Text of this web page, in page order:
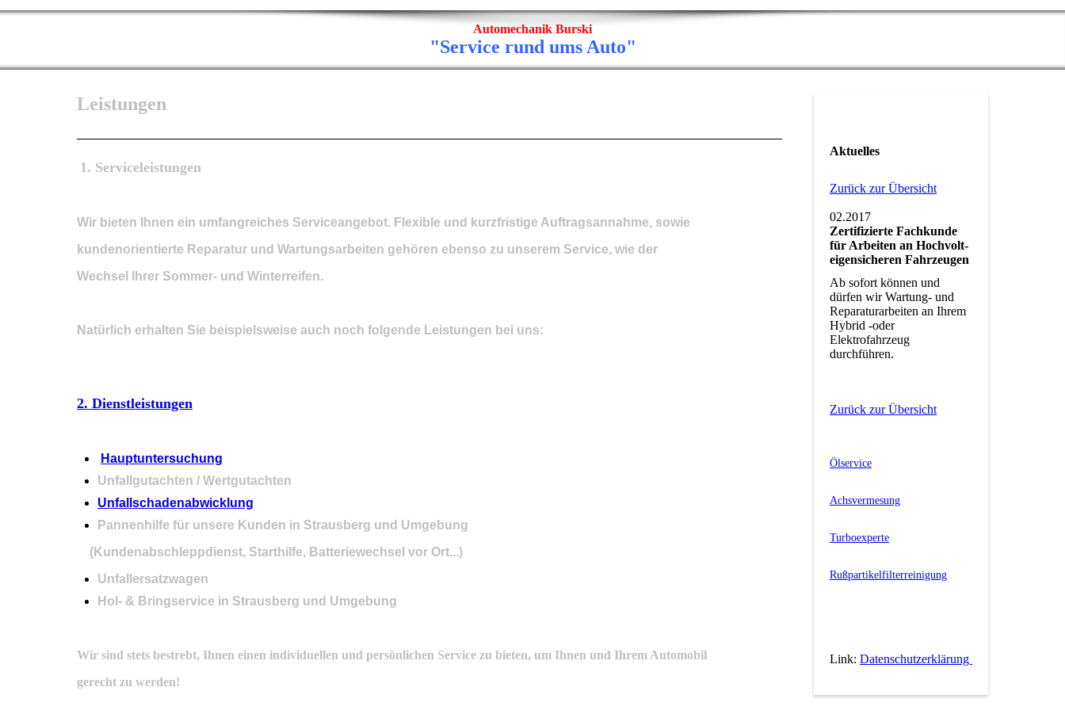
Automechanik Burski
"Service rund ums Auto"
Leistungen
1. Serviceleistungen
Wir bieten Ihnen ein umfangreiches Serviceangebot. Flexible und kurzfristige Auftragsannahme, sowie
kundenorientierte Reparatur und Wartungsarbeiten gehören ebenso zu unserem Service, wie der
Wechsel Ihrer Sommer- und Winterreifen.
Natürlich erhalten Sie beispielsweise auch noch folgende Leistungen bei uns:
2. Dienstleistungen
Hauptuntersuchung
Unfallgutachten / Wertgutachten
Unfallschadenabwicklung
Pannenhilfe für unsere Kunden in Strausberg und Umgebung
(Kundenabschleppdienst, Starthilfe, Batteriewechsel vor Ort...)
Unfallersatzwagen
Hol- & Bringservice in Strausberg und Umgebung
Wir sind stets bestrebt, Ihnen einen individuellen und persönlichen Service zu bieten, um Ihnen und Ihrem Automobil
gerecht zu werden!
Aktuelles
Zurück zur Übersicht
02.2017
Zertifizierte Fachkunde
für Arbeiten an Hochvolt-
eigensicheren Fahrzeugen
Ab sofort können und
dürfen wir Wartung- und
Reparaturarbeiten an Ihrem
Hybrid -oder
Elektrofahrzeug
durchführen.
Zurück zur Übersicht
Ölservice
Achsvermesung
Turboexperte
Rußpartikelfilterreinigung
Link: Datenschutzerklärung